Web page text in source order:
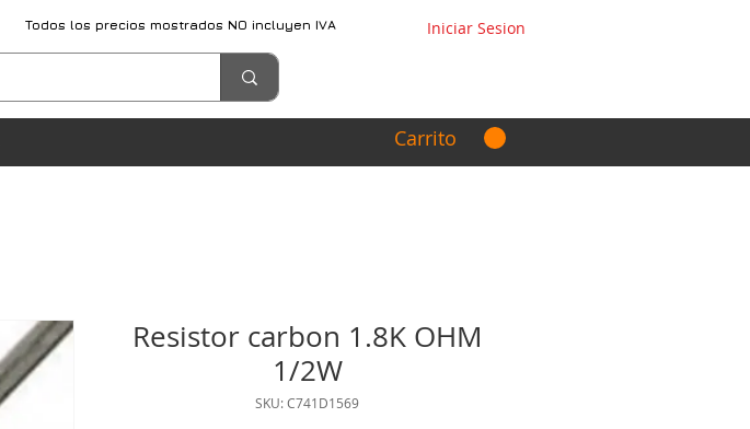
Todos los precios mostrados NO incluyen IVA Iniciar Sesion
Carrito
Resistor carbon 1.8K OHM
1/2W
SKU: C741D1569